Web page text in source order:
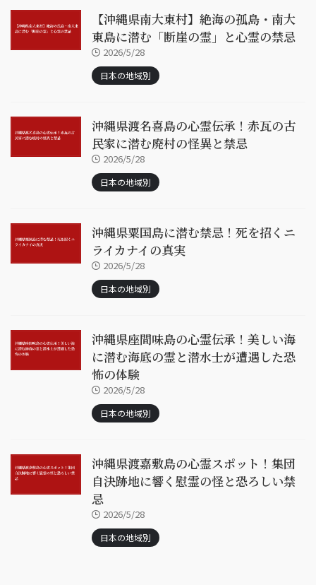
【沖縄県南大東村】絶海の孤島・南大
東島に潜む「断崖の霊」と心霊の禁忌
2026/5/28
日本の地域別
沖縄県渡名喜島の心霊伝承！赤瓦の古
民家に潜む廃村の怪異と禁忌
2026/5/28
日本の地域別
沖縄県粟国島に潜む禁忌！死を招くニ
ライカナイの真実
2026/5/28
日本の地域別
沖縄県座間味島の心霊伝承！美しい海
に潜む海底の霊と潜水士が遭遇した恐
怖の体験
2026/5/28
日本の地域別
沖縄県渡嘉敷島の心霊スポット！集団
自決跡地に響く慰霊の怪と恐ろしい禁
忌
2026/5/28
日本の地域別